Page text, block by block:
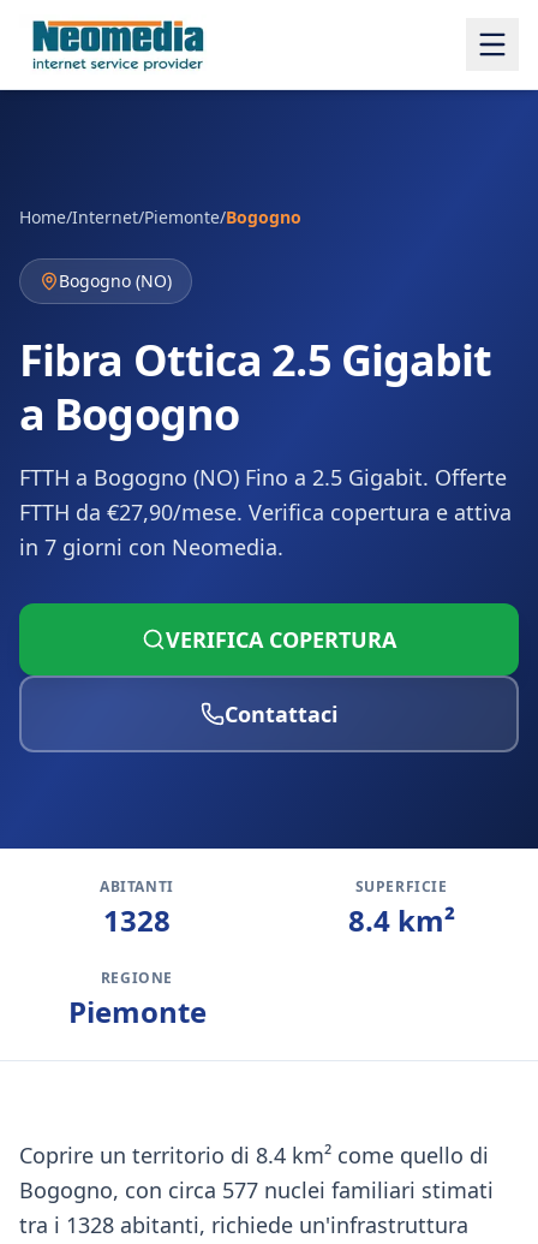
Home/Internet/Piemonte/Bogogno
Bogogno (NO)
Fibra Ottica 2.5 Gigabit
a Bogogno
FTTH a Bogogno (NO) Fino a 2.5 Gigabit. Offerte
FTTH da €27,90/mese. Verifica copertura e attiva
in 7 giorni con Neomedia.
VERIFICA COPERTURA
Contattaci
ABITANTI
1328
SUPERFICIE
8.4km²
REGIONE
Piemonte
Coprire un territorio di 8.4 km² come quello di
Bogogno, con circa 577 nuclei familiari stimati
tra i 1328 abitanti, richiede un'infrastruttura